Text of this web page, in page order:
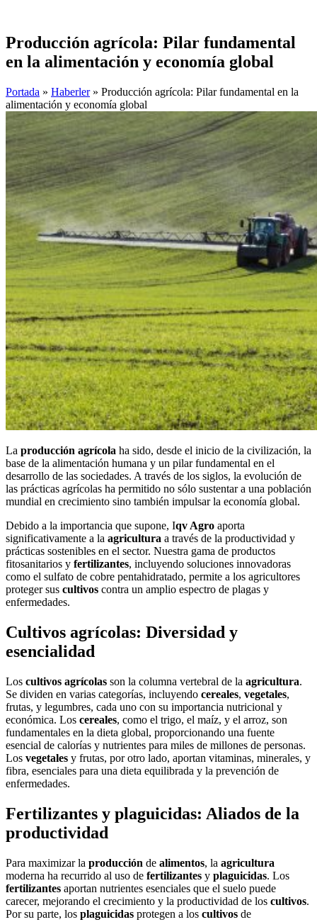
Producción agrícola: Pilar fundamental
en la alimentación y economía global
Portada » Haberler» Producción agrícola: Pilar fundamental en la
alimentación y economía global
La producción agrícola ha sido, desde el inicio de la civilización, la
base de la alimentación humana y un pilar fundamental en el
desarrollo de las sociedades. A través de los siglos, la evolución de
las prácticas agrícolas ha permitido no sólo sustentar a una población
mundial en crecimiento sino también impulsar la economía global.
Debido a la importancia que supone, Iqv Agro aporta
significativamente a la agricultura a través de la productividad y
prácticas sostenibles en el sector. Nuestra gama de productos
fitosanitarios y fertilizantes, incluyendo soluciones innovadoras
como el sulfato de cobre pentahidratado, permite a los agricultores
proteger sus cultivos contra un amplio espectro de plagas y
enfermedades.
Cultivos agrícolas: Diversidad y
esencialidad
Los cultivos agrícolas son la columna vertebral de la agricultura.
Se dividen en varias categorías, incluyendo cereales, vegetales,
frutas, y legumbres, cada uno con su importancia nutricional y
económica. Los cereales, como el trigo, el maíz, y el arroz, son
fundamentales en la dieta global, proporcionando una fuente
esencial de calorías y nutrientes para miles de millones de personas.
Los vegetales y frutas, por otro lado, aportan vitaminas, minerales, y
fibra, esenciales para una dieta equilibrada y la prevención de
enfermedades.
Fertilizantes y plaguicidas: Aliados de la
productividad
Para maximizar la producción de alimentos, la agricultura
moderna ha recurrido al uso de fertilizantes y plaguicidas. Los
fertilizantes aportan nutrientes esenciales que el suelo puede
carecer, mejorando el crecimiento y la productividad de los cultivos.
Por su parte, los plaguicidas protegen a los cultivos de